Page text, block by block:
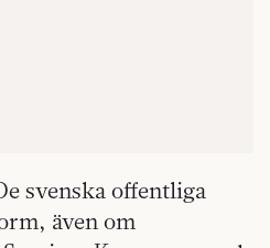
svenska offentliga
även om